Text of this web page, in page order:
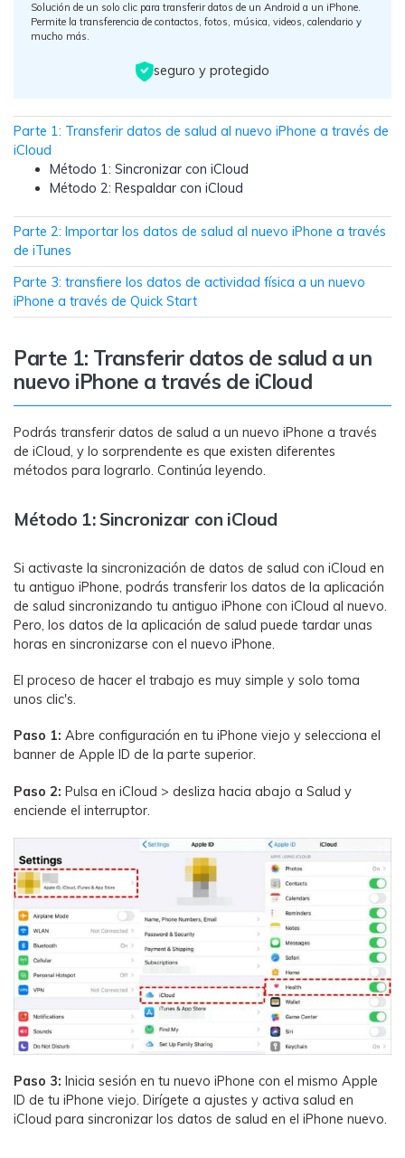
WeLastseen te tiene al tanto de todo en
Solución de un solo clic para transferir datos de un Android a un iPhone.
Permite la transferencia de contactos, fotos, música, videos, calendario y
mucho más.
seguro y protegido
Parte 1: Transferir datos de salud al nuevo iPhone a través de
iCloud
Método 1: Sincronizar con iCloud
Método 2: Respaldar con iCloud
Parte 2: Importar los datos de salud al nuevo iPhone a través
de iTunes
Parte 3: transfiere los datos de actividad física a un nuevo
iPhone a través de Quick Start
Parte 1: Transferir datos de salud a un
nuevo iPhone a través de iCloud
Podrás transferir datos de salud a un nuevo iPhone a través
de iCloud, y lo sorprendente es que existen diferentes
métodos para lograrlo. Continúa leyendo.
Método 1: Sincronizar con iCloud
Si activaste la sincronización de datos de salud con iCloud en
tu antiguo iPhone, podrás transferir los datos de la aplicación
de salud sincronizando tu antiguo iPhone con iCloud al nuevo.
Pero, los datos de la aplicación de salud puede tardar unas
horas en sincronizarse con el nuevo iPhone.
El proceso de hacer el trabajo es muy simple y solo toma
unos clic's.
Paso 1: Abre configuración en tu iPhone viejo y selecciona el
banner de Apple ID de la parte superior.
Paso 2: Pulsa en iCloud > desliza hacia abajo a Salud y
enciende el interruptor.
Paso 3: Inicia sesión en tu nuevo iPhone con el mismo Apple
ID de tu iPhone viejo. Dirígete a ajustes y activa salud en
iCloud para sincronizar los datos de salud en el iPhone nuevo.